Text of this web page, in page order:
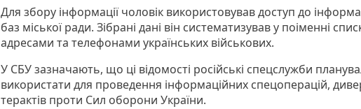
Для збору інформації чоловік використовував доступ до
баз міської ради. Зібрані дані він систематизував у поіменні
адресами та телефонами українських військових.
У СБУ зазначають, що ці відомості російські спецслужби
використати для проведення інформаційних спецоперацій,
терактів проти Сил оборони України.